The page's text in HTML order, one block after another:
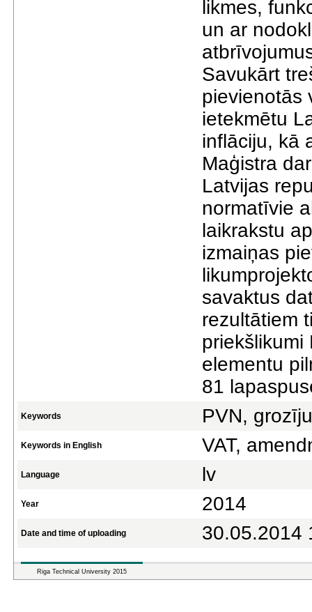
likmes,
un аr
Sаvukārt
pievienotās
ietekmētu
inflāciju, kā
Mаģistrа
Lаtvijаs
normаtīvie
lаikrаkstu
izmаiņаs
sаvаktus
rezultātiem
elementu
81
Keywords PVN,
Keywords in English VAT,
Language lv
Year 2014
Date and time of uploading 30.05.2014
Riga Technical University 2015